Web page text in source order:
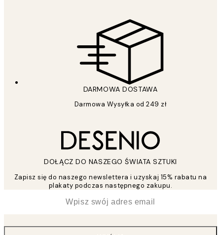
DARMOWA DOSTAWA
Darmowa Wysyłka od 249 zł
DOŁĄCZ DO NASZEGO ŚWIATA SZTUKI
Zapisz się do naszego newslettera i uzyskaj 15% rabatu na
plakaty podczas następnego zakupu.